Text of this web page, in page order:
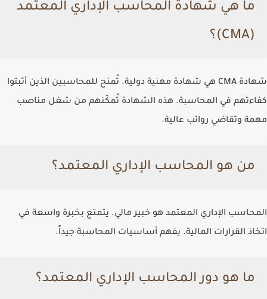
ما هي شهادة المحاسب الإداري المعتمد
(CMA)؟
شهادة CMA هي شهادة مهنية دولية. تُمنح للمحاسبين الذين أثبتوا
كفاءتهم في المحاسبة. هذه الشهادة تُمكّنهم من شغل مناصب
مهمة وتقاضي رواتب عالية.
من هو المحاسب الإداري المعتمد؟
المحاسب الإداري المعتمد هو خبير مالي. يتمتع بخبرة واسعة في
اتخاذ القرارات المالية. يفهم أساسيات المحاسبة جيداً.
ما هو دور المحاسب الإداري المعتمد؟